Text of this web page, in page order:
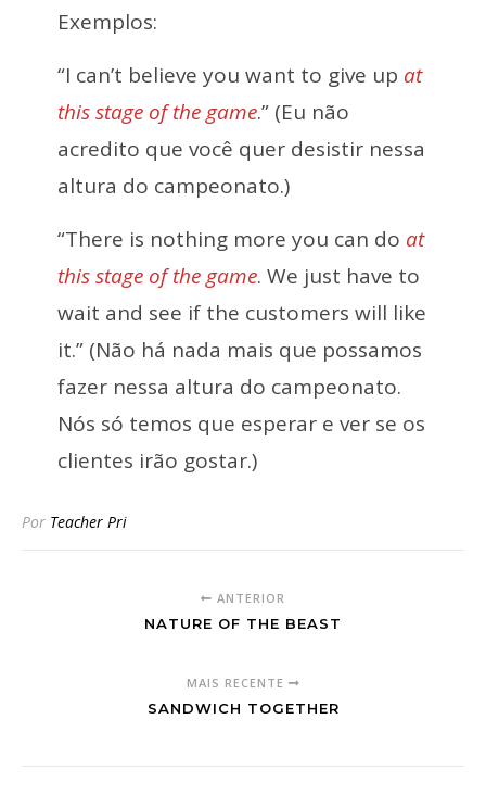
Exemplos:
“I can’t believe you want to give up at
this stage of the game.” (Eu não
acredito que você quer desistir nessa
altura do campeonato.)
“There is nothing more you can do at
this stage of the game. We just have to
wait and see if the customers will like
it.” (Não há nada mais que possamos
fazer nessa altura do campeonato.
Nós só temos que esperar e ver se os
clientes irão gostar.)
Por Teacher Pri
ANTERIOR
NATURE OF THE BEAST
MAIS RECENTE
SANDWICH TOGETHER